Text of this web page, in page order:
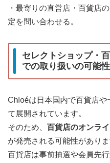
・最寄りの直営店・百貨店
定を問い合わせる。
セレクトショップ・
での取り扱いの可能性
Chloéは日本国内で百貨店や
て展開されています。
そのため、 百貨店のオンラ
が発売される可能性がありま
百貨店は事前抽選や会員先